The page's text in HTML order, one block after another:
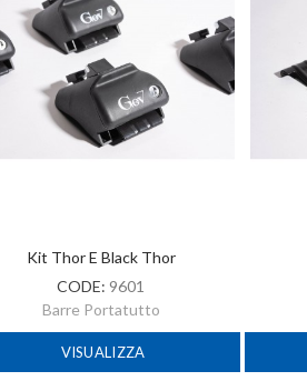
Kit Thor E Black Thor
CODE: 9601
Barre Portatutto
VISUALIZZA